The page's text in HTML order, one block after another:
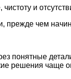
и
прежде чем
понятные
решения чаще